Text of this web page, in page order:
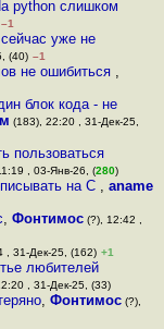
python слишком
–1
уже не
(40) –1
не ошибиться ,
блок кода - не
(183), 22:20 , 31-Дек-25,
пользоваться
, 03-Янв-26, (280)
на C , aname
, Фонтимос(?), 12:42 ,
, 31-Дек-25, (162) +1
любителей
, 31-Дек-25, (33)
, Фонтимос(?),